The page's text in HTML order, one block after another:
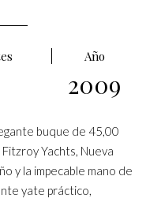
Año
2009
buque de 45,00
Yachts, Nueva
y la impecable mano de
yate práctico,